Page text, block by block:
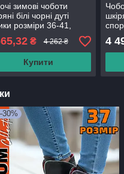
зимові чоботи
білі чорні дуті
розміри 36-41,
жіночі зимові білі
₴ 4 262 ₴
Купити
4